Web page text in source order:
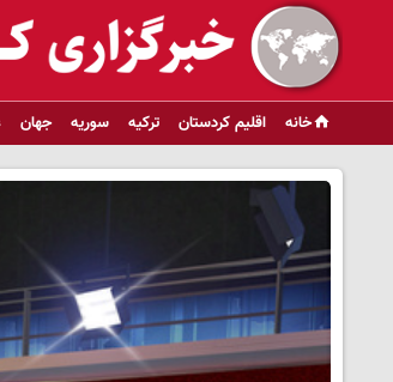
خانه اقلیم کردستان ترکیه سوریه جهان